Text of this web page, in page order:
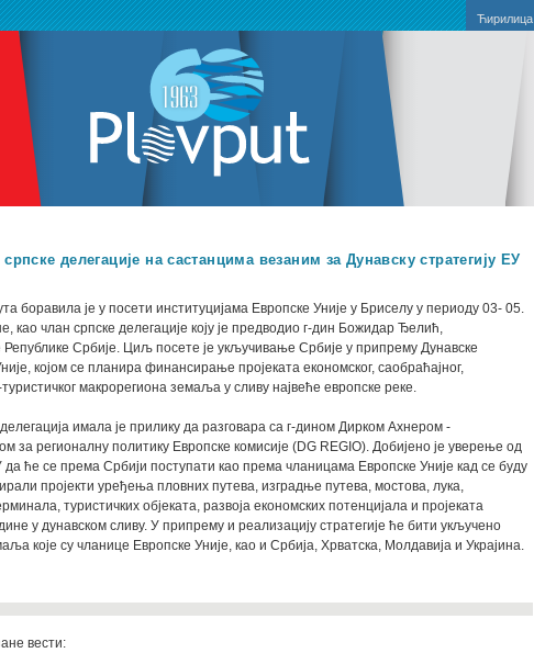
Ћирилица
делегације на састанцима везаним за Дунавску стратегију ЕУ
боравила је у посети институцијама Европске Уније у Бриселу у периоду 03- 05.
као члан српске делегације коју је предводио г-дин Божидар Ђелић,
Србије. Циљ посете је укључивање Србије у припрему Дунавске
којом се планира финансирање пројеката економског, саобраћајног,
макрорегиона земаља у сливу највеће европске реке.
имала је прилику да разговара са г-дином Дирком Ахнером -
за регионалну политику Европске комисије (DG REGIO). Добијено је уверење од
ће се према Србији поступати као према чланицама Европске Уније кад се буду
пројекти уређења пловних путева, изградње путева, мостова, лука,
туристичких објеката, развоја економских потенцијала и пројеката
у дунавском сливу. У припрему и реализацију стратегије ће бити укључено
које су чланице Европске Уније, као и Србија, Хрватска, Молдавија и Украјина.
вести: